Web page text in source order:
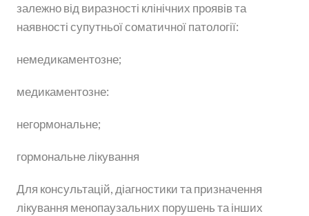
залежно від виразності клінічних проявів та
наявності супутньої соматичної патології:
немедикаментозне;
медикаментозне:
негормональне;
гормональне лікування
Для консультацій, діагностики та призначення
лікування менопаузальних порушень та інших